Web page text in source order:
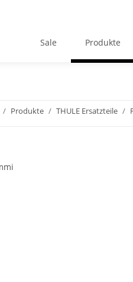
Sale Produkte
Produkte THULE Ersatzteile